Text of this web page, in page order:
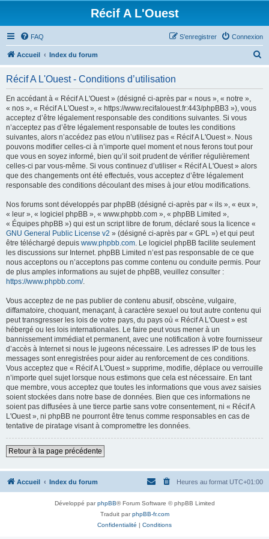
Récif A L'Ouest
FAQ Connexion
S’enregistrer
Accueil Index du forum
Récif A L'Ouest - Conditions d’utilisation
En accédant à « Récif A L'Ouest » (désigné ci-après par « nous », « notre »,
« nos », « Récif A L'Ouest », « https://www.recifalouest.fr:443/phpBB3 »), vous
acceptez d’être légalement responsable des conditions suivantes. Si vous
n’acceptez pas d’être légalement responsable de toutes les conditions
suivantes, alors n’accédez pas et/ou n’utilisez pas « Récif A L'Ouest ». Nous
pouvons modifier celles-ci à n’importe quel moment et nous ferons tout pour
que vous en soyez informé, bien qu’il soit prudent de vérifier régulièrement
celles-ci par vous-même. Si vous continuez d’utiliser « Récif A L'Ouest » alors
que des changements ont été effectués, vous acceptez d’être légalement
responsable des conditions découlant des mises à jour et/ou modifications.
Nos forums sont développés par phpBB (désigné ci-après par « ils », « eux »,
« leur », « logiciel phpBB », « www.phpbb.com », « phpBB Limited »,
« Équipes phpBB ») qui est un script libre de forum, déclaré sous la licence «
GNU General Public License v2 » (désigné ci-après par « GPL ») et qui peut
être téléchargé depuis www.phpbb.com. Le logiciel phpBB facilite seulement
les discussions sur Internet. phpBB Limited n’est pas responsable de ce que
nous acceptons ou n’acceptons pas comme contenu ou conduite permis. Pour
de plus amples informations au sujet de phpBB, veuillez consulter :
https://www.phpbb.com/.
Vous acceptez de ne pas publier de contenu abusif, obscène, vulgaire,
diffamatoire, choquant, menaçant, à caractère sexuel ou tout autre contenu qui
peut transgresser les lois de votre pays, du pays où « Récif A L'Ouest » est
hébergé ou les lois internationales. Le faire peut vous mener à un
bannissement immédiat et permanent, avec une notification à votre fournisseur
d’accès à Internet si nous le jugeons nécessaire. Les adresses IP de tous les
messages sont enregistrées pour aider au renforcement de ces conditions.
Vous acceptez que « Récif A L'Ouest » supprime, modifie, déplace ou verrouille
n’importe quel sujet lorsque nous estimons que cela est nécessaire. En tant
que membre, vous acceptez que toutes les informations que vous avez saisies
soient stockées dans notre base de données. Bien que ces informations ne
soient pas diffusées à une tierce partie sans votre consentement, ni « Récif A
L'Ouest », ni phpBB ne pourront être tenus comme responsables en cas de
tentative de piratage visant à compromettre les données.
Retour à la page précédente
Accueil Index du forum Heures au format UTC+01:00
Développé parphpBB® Forum Software © phpBB Limited
Traduit parphpBB-fr.com
Confidentialité | Conditions